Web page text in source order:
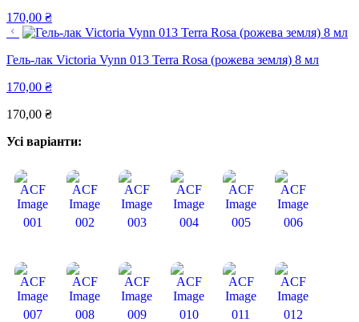
170,00 ₴
Гель-лак Victoria Vynn 013 Terra Rosa (рожева земля) 8 мл
170,00 ₴
170,00 ₴
Усі варіанти:
001 002 003 004 005 006
007 008 009 010 011 012